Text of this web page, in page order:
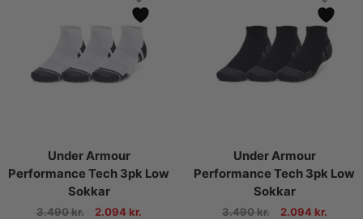
Under Armour
Performance Tech 3pk Low
Sokkar
3.490kr. 2.094 kr.
Under Armour
Performance Tech 3pk Low
Sokkar
3.490kr. 2.094 kr.